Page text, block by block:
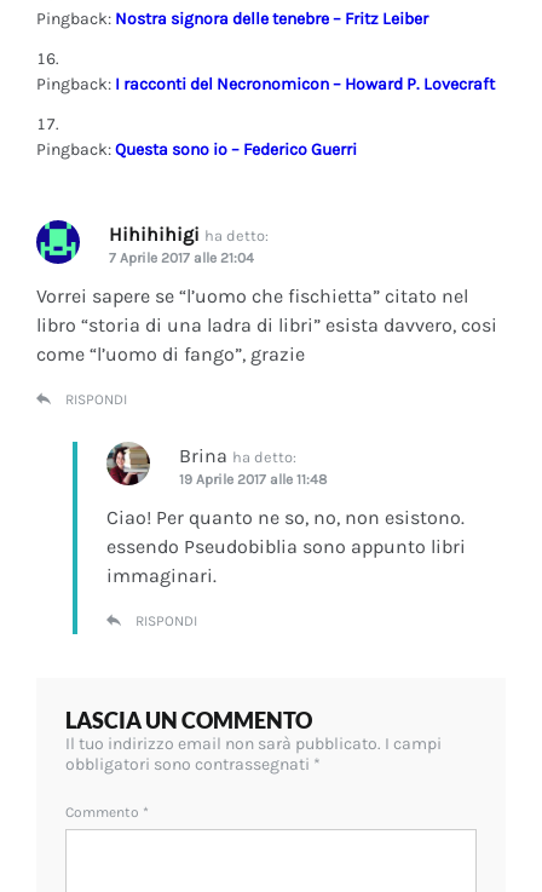
Pingback: Nostra signora delle tenebre – Fritz Leiber
Pingback: I racconti del Necronomicon – Howard P. Lovecraft
Pingback:Questa sono io – Federico Guerri
Hihihihigi ha detto:
7 Aprile 2017 alle 21:04
Vorrei sapere se “l’uomo che fischietta” citato nel
libro “storia di una ladra di libri” esista davvero, cosi
come “l’uomo di fango”, grazie
RISPONDI
Brina ha detto:
19 Aprile 2017 alle 11:48
Ciao! Per quanto ne so, no, non esistono.
essendo Pseudobiblia sono appunto libri
immaginari.
RISPONDI
LASCIA UN COMMENTO
Il tuo indirizzo email non sarà pubblicato. I campi
obbligatori sono contrassegnati *
Commento *